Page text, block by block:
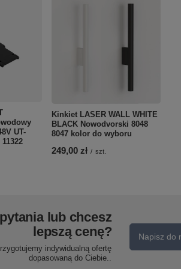
UT-
Kinkiet LASER WALL WHITE
BLACK Nowodvorski 8048
8047 kolor do wyboru
249,00 zł / szt.
lub chcesz
lepszą cenę?
indywidualną ofertę
dopasowaną do Ciebie..
Napisz do